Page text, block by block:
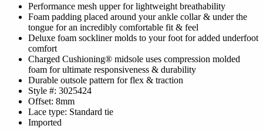
Performance mesh upper for lightweight breathability
Foam padding placed around your ankle collar & under the
tongue for an incredibly comfortable fit & feel
Deluxe foam sockliner molds to your foot for added underfoot
comfort
Charged Cushioning® midsole uses compression molded
foam for ultimate responsiveness & durability
Durable outsole pattern for flex & traction
Style #: 3025424
Offset: 8mm
Lace type: Standard tie
Imported